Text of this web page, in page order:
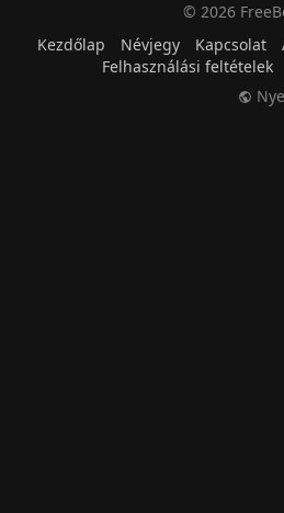
© 2026
Kezdőlap
Névjegy Kapcsolat
Felhasználási feltételek